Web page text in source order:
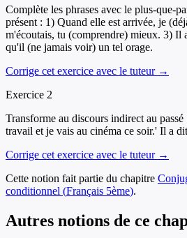
Complète les phrases avec le plus-que-
présent : 1) Quand elle est arrivée, je
m'écoutais, tu (comprendre) mieux. 3) Il
qu'il (ne jamais voir) un tel orage.
Corrige cet exercice avec le tuteur →
Exercice 2
Transforme au discours indirect au
travail et je vais au cinéma ce soir.' Il a
Corrige cet exercice avec le tuteur →
Cette notion fait partie du chapitre
conditionnel (Français 5ème).
Autres notions de ce